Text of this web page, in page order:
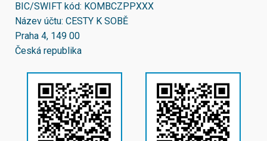
BIC/SWIFT kód: KOMBCZPPXXX
Název účtu: CESTY K SOBĚ
Praha 4, 149 00
Česká republika